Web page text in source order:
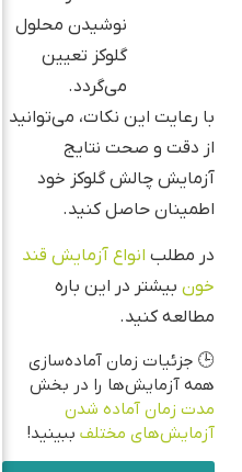
نوشیدن محلول
گلوکز تعیین
می‌گردد.
با رعایت این نکات، می‌توانید
از دقت و صحت نتایج
آزمایش چالش گلوکز خود
اطمینان حاصل کنید.
در مطلب انواع آزمایش قند
خون بیشتر در این باره
مطالعه کنید.
🕒 جزئیات زمان آماده‌سازی
همه آزمایش‌ها را در بخش
مدت زمان آماده‌ شدن
آزمایش‌های مختلف ببینید!